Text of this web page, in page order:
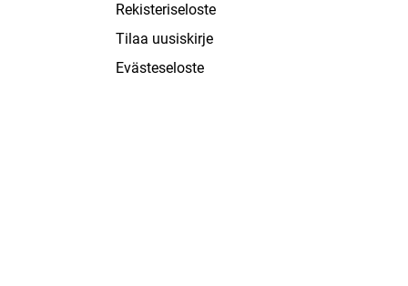
Rekisteriseloste
Tilaa uusiskirje
Evästeseloste